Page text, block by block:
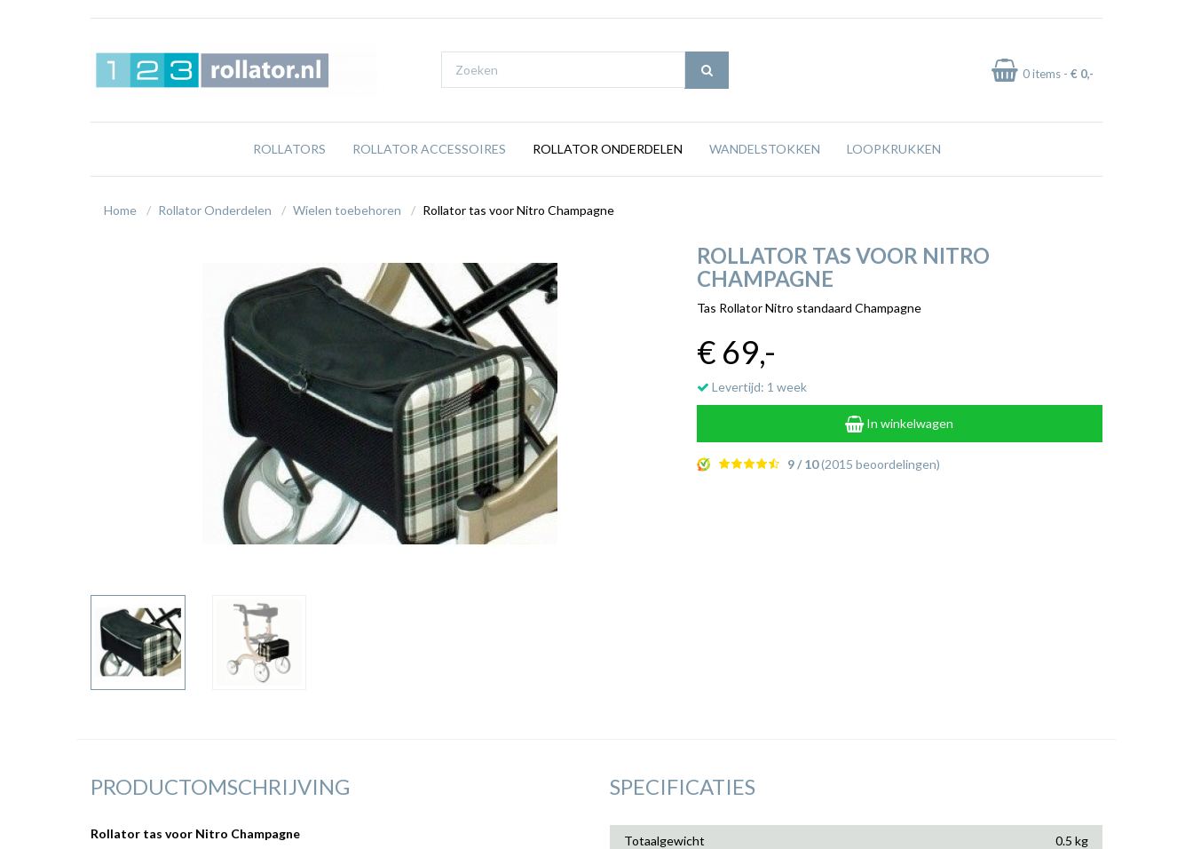
0items - € 0,-
ROLLATORS ROLLATOR ACCESSOIRES ROLLATOR ONDERDELEN WANDELSTOKKEN LOOPKRUKKEN
Home Rollator Onderdelen Wielen toebehoren Rollator tas voor Nitro Champagne
ROLLATOR TAS VOOR NITRO
CHAMPAGNE
Tas Rollator Nitro standaard Champagne
€ 69,-
Levertijd: 1 week
In winkelwagen
9 / 10(2015 beoordelingen)
PRODUCTOMSCHRIJVING
Rollator tas voor Nitro Champagne
SPECIFICATIES
Totaalgewicht 0.5 kg